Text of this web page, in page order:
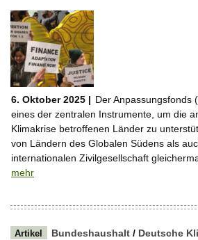
6. Oktober 2025 | Der Anpassungsfonds
eines der zentralen Instrumente, um die
Klimakrise betroffenen Länder zu
von Ländern des Globalen Südens als
internationalen Zivilgesellschaft
mehr
Artikel Bundeshaushalt/ Deutsche